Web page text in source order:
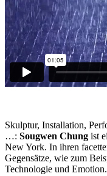
Skulptur, Installation,
…: Sougwen Chung ist
New York. In ihren
Gegensätze, wie zum
Technologie und Emotion.